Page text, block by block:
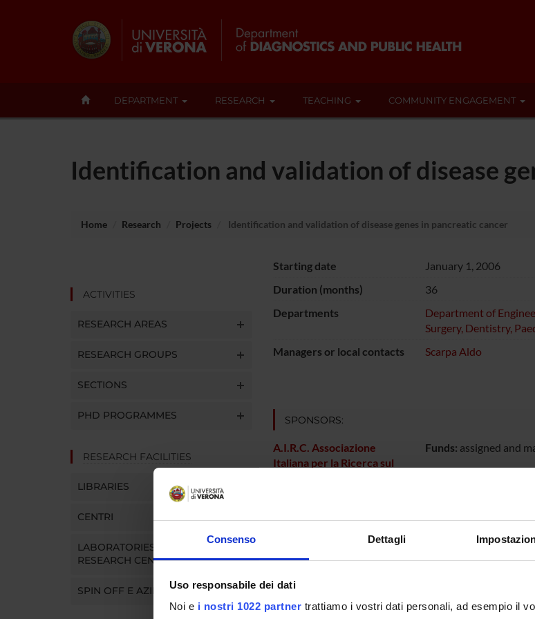
Consenso Dettagli
Uso responsabile dei dati
Noi e i nostri 1022 partner trattiamo i vostri dati personali, ad esempio il
DEPARTMENT RESEARCH TEACHING COMMUNITY ENGAGEMENT
Identification and validation of disease
Home Research Projects Identification and validation of disease genes in pancreatic cancer
ACTIVITIES
RESEARCH AREAS
RESEARCH GROUPS
SECTIONS
PHD PROGRAMMES
RESEARCH FACILITIES
LIBRARIES
CENTRI
LABORATORIES AND
RESEARCH CENTRES
SPIN OFF E AZIENDE
Starting date
January 1, 2006
Duration (months)
36
Departments
Department of
Surgery, Dentistry,
Managers or local contacts
Scarpa Aldo
SPONSORS:
A.I.R.C. Associazione
Italiana per la Ricerca sul
Funds: assigned and
Stefano Barbi
Claudio Bassi